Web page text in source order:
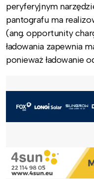
peryferyjnym
pantografu ma
(ang. opportunity
ładowania zapewnia
ponieważ ładowanie